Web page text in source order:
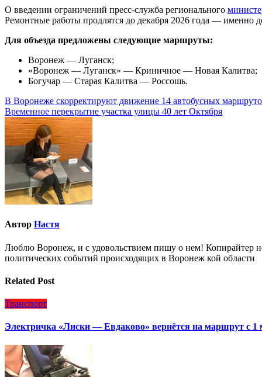
О введении ограничений пресс‑служба регионального
Ремонтные работы продлятся до декабря 2026 года — именно
Для объезда предложены следующие маршруты:
Воронеж — Луганск;
«Воронеж — Луганск» — Криничное — Новая Калитва;
Богучар — Старая Калитва — Россошь.
Навигация
по
записям
В Воронеже скорректируют движение 14 автобусных
Временное перекрытие участка улицы 40 лет Октября
Автор Настя
Люблю Воронеж, и с удовольствием пишу о нем! Копирайтер
политических событий происходящих в Воронеж кой области
Related Post
Транспорт
Электричка «Лиски — Евдаково» вернётся на маршрут с 1